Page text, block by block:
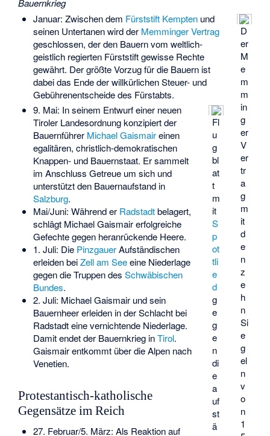
Bauernkrieg
D
er
M
e
m
m
in
g
er
V
er
tr
a
g
m
it
d
e
n
z
e
h
n
Si
e
g
el
n
v
o
n
1
Januar: Zwischen dem Fürststift Kemptenund
seinen Untertanen wird der Memminger Vertrag
geschlossen, der den Bauern vom weltlich-
geistlich regierten Fürststift gewisse Rechte
gewährt. Der größte Vorzug für die Bauern ist
dabei das Ende der willkürlichen Steuer- und
Gebührenentscheide des Fürstabts.
Fl
u
g
bl
at
t
m
it
S
p
ot
tli
e
d
g
e
g
e
n
di
e
a
uf
st
ä
9. Mai: In seinem Entwurf einer neuen
Tiroler Landesordnung konzipiert der
Bauernführer Michael Gaismaireinen
egalitären, christlich-demokratischen
Knappen- und Bauernstaat. Er sammelt
im Anschluss Getreue um sich und
unterstützt den Bauernaufstand in
Salzburg.
Mai/Juni: Während er Radstadtbelagert,
schlägt Michael Gaismair erfolgreiche
Gefechte gegen heranrückende Heere.
1. Juli: Die PinzgauerAufständischen
erleiden beiZell am Seeeine Niederlage
gegen die Truppen des Schwäbischen
Bundes.
2. Juli: Michael Gaismair und sein
Bauernheer erleiden in der Schlacht bei
Radstadt eine vernichtende Niederlage.
Damit endet der Bauernkrieg inTirol.
Gaismair entkommt über die Alpen nach
Venetien.
Protestantisch-katholische
Gegensätze im Reich
27. Februar/5. März: Als Reaktion auf